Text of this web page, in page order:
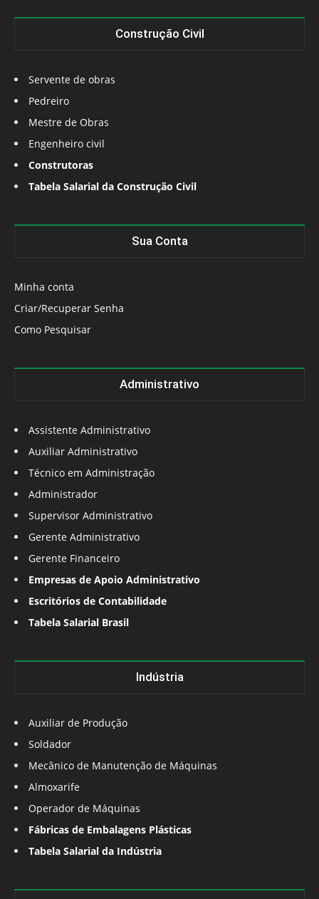
Construção Civil
Servente de obras
Pedreiro
Mestre de Obras
Engenheiro civil
Construtoras
Tabela Salarial da Construção Civil
Sua Conta
Minha conta
Criar/Recuperar Senha
Como Pesquisar
Administrativo
Assistente Administrativo
Auxiliar Administrativo
Técnico em Administração
Administrador
Supervisor Administrativo
Gerente Administrativo
Gerente Financeiro
Empresas de Apoio Administrativo
Escritórios de Contabilidade
Tabela Salarial Brasil
Indústria
Auxiliar de Produção
Soldador
Mecânico de Manutenção de Máquinas
Almoxarife
Operador de Máquinas
Fábricas de Embalagens Plásticas
Tabela Salarial da Indústria